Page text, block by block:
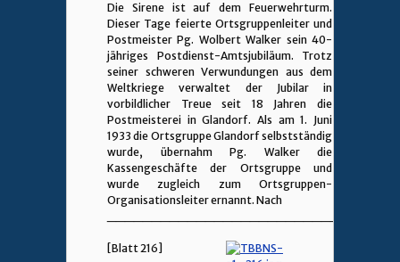
Die Sirene ist auf dem Feuerwehrturm.
Dieser Tage feierte Ortsgruppenleiter und
Postmeister Pg. Wolbert Walker sein 40-
jähriges Postdienst-Amtsjubiläum. Trotz
seiner schweren Verwundungen aus dem
Weltkriege verwaltet der Jubilar in
vorbildlicher Treue seit 18 Jahren die
Postmeisterei in Glandorf. Als am 1. Juni
1933 die Ortsgruppe Glandorf selbstständig
wurde, übernahm Pg. Walker die
Kassengeschäfte der Ortsgruppe und
wurde zugleich zum Ortsgruppen-
Organisationsleiter ernannt. Nach
[Blatt 216]